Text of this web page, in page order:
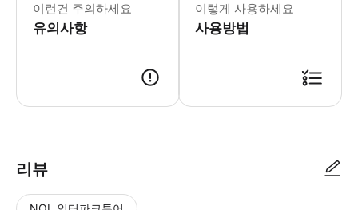
이런건 주의하세요
유의사항
이렇게 사용하세요
사용방법
리뷰